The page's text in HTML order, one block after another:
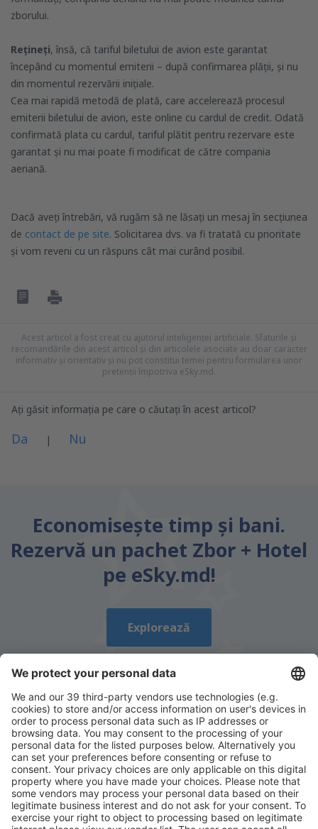
zborului.
Rețineți, însă, că tariful biletului de avion este garantat
începând cu momentul emiterii – după confirmarea plății, și nu
din momentul rezervării inițiale.
Cea mai rapidă metodă de plată, care accelerează procesul
emiterii biletului de avion, este online cu cardul de credit. Odată
confirmată plata cu cardul, tariful plătit pentru rezervare este
garantat și nu mai poate fi modificat de către compania
aeriană.
Dacă aveți întrebări, vă rugăm să ne lăsați un mesaj în secțiunea
de contact de pe site. Solicitarea dvs. va fi tratată cu prioritate
și vom reveni cu un răspuns cât mai curând posibil.
Acest articol a fost creat cu ajutorul inteligenței artificiale. Sfaturile și
recomandările din acest articol și din articolele asociate au doar caracter
informativ și orientativ și nu pot constitui temei pentru formularea unor
pretenții împotriva eSky.md.
Ați găsit informația pe care o căutați în acest articol?
Da | Nu
Conține informații incorecte
Nu acoperă complet subiectul
Economiseşte timp și bani.
Rezervă un pachet Zbor + Hotel
pe eSky.md!
Explorează
Descarcă aplicația noastrăși organizează-ţi
convenabil călătoriile